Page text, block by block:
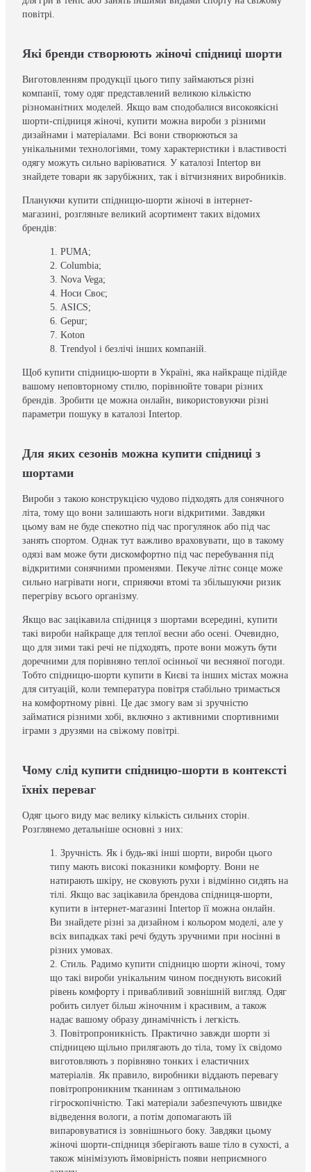
повітрі.
Які бренди створюють жіночі спідниці шорти
Виготовленням продукції цього типу займаються різні
компанії, тому одяг представлений великою кількістю
різноманітних моделей. Якщо вам сподобалися високоякісні
шорти-спідниця жіночі, купити можна вироби з різними
дизайнами і матеріалами. Всі вони створюються за
унікальними технологіями, тому характеристики і властивості
одягу можуть сильно варіюватися. У каталозі Intertop ви
знайдете товари як зарубіжних, так і вітчизняних виробників.
Плануючи купити спідницю-шорти жіночі в інтернет-
магазині, розгляньте великий асортимент таких відомих
брендів:
PUMA;
Columbia;
Nova Vega;
Носи Своє;
ASICS;
Gepur;
Koton
Trendyol і безлічі інших компаній.
Щоб купити спідницю-шорти в Україні, яка найкраще підійде
вашому неповторному стилю, порівнюйте товари різних
брендів. Зробити це можна онлайн, використовуючи різні
параметри пошуку в каталозі Intertop.
Для яких сезонів можна купити спідниці з
шортами
Вироби з такою конструкцією чудово підходять для сонячного
літа, тому що вони залишають ноги відкритими. Завдяки
цьому вам не буде спекотно під час прогулянок або під час
занять спортом. Однак тут важливо враховувати, що в такому
одязі вам може бути дискомфортно під час перебування під
відкритими сонячними променями. Пекуче літнє сонце може
сильно нагрівати ноги, сприяючи втомі та збільшуючи ризик
перегріву всього організму.
Якщо вас зацікавила спідниця з шортами всередині, купити
такі вироби найкраще для теплої весни або осені. Очевидно,
що для зими такі речі не підходять, проте вони можуть бути
доречними для порівняно теплої осінньої чи весняної погоди.
Тобто спідницю-шорти купити в Києві та інших містах можна
для ситуацій, коли температура повітря стабільно тримається
на комфортному рівні. Це дає змогу вам зі зручністю
займатися різними хобі, включно з активними спортивними
іграми з друзями на свіжому повітрі.
Чому слід купити спідницю-шорти в контексті
їхніх переваг
Одяг цього виду має велику кількість сильних сторін.
Розглянемо детальніше основні з них:
Зручність. Як і будь-які інші шорти, вироби цього
типу мають високі показники комфорту. Вони не
натирають шкіру, не сковують рухи і відмінно сидять на
тілі. Якщо вас зацікавила брендова спідниця-шорти,
купити в інтернет-магазині Intertop її можна онлайн.
Ви знайдете різні за дизайном і кольором моделі, але у
всіх випадках такі речі будуть зручними при носінні в
різних умовах.
Стиль. Радимо купити спідницю шорти жіночі, тому
що такі вироби унікальним чином поєднують високий
рівень комфорту і привабливий зовнішній вигляд. Одяг
робить силует більш жіночним і красивим, а також
надає вашому образу динамічність і легкість.
Повітропроникність. Практично завжди шорти зі
спідницею щільно прилягають до тіла, тому їх свідомо
виготовляють з порівняно тонких і еластичних
матеріалів. Як правило, виробники віддають перевагу
повітропроникним тканинам з оптимальною
гігроскопічністю. Такі матеріали забезпечують швидке
відведення вологи, а потім допомагають їй
випаровуватися із зовнішнього боку. Завдяки цьому
жіночі шорти-спідниця зберігають ваше тіло в сухості, а
також мінімізують ймовірність появи неприємного